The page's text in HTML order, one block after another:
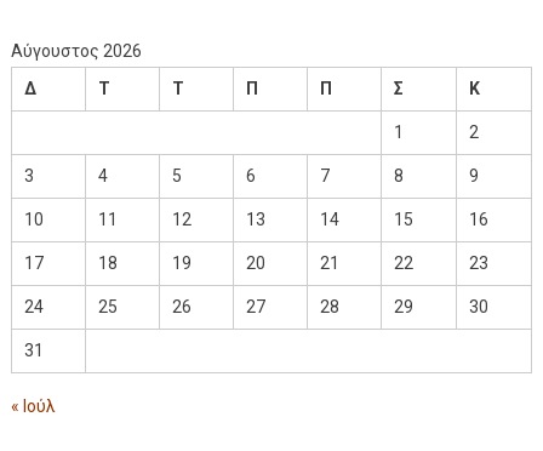
Αύγουστος 2026
Δ
Τ Τ Π Π Σ Κ
1 2
3 4 5 6 7 8 9
10 11 12 13 14 15 16
17 18 19 20 21 22 23
24 25 26 27 28 29 30
31
« Ιούλ